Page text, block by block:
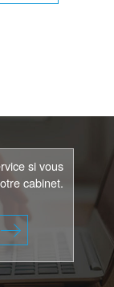
si vous
cabinet.